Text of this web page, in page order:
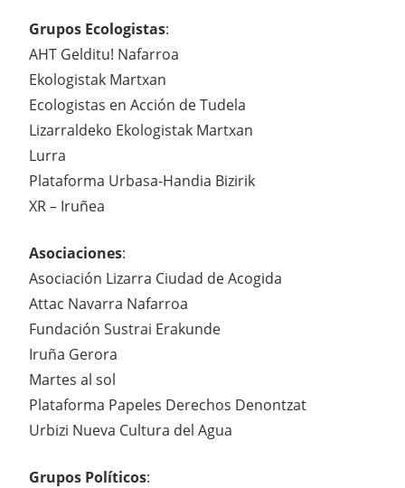
Grupos Ecologistas:
AHT Gelditu! Nafarroa
Ekologistak Martxan
Ecologistas en Acción de Tudela
Lizarraldeko Ekologistak Martxan
Lurra
Plataforma Urbasa-Handia Bizirik
XR – Iruñea
Asociaciones:
Asociación Lizarra Ciudad de Acogida
Attac Navarra Nafarroa
Fundación Sustrai Erakunde
Iruña Gerora
Martes al sol
Plataforma Papeles Derechos Denontzat
Urbizi Nueva Cultura del Agua
Grupos Políticos: